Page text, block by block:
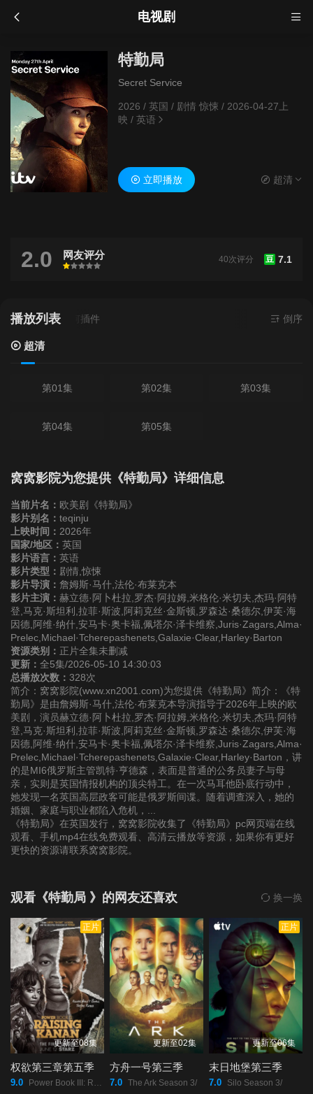
电视剧
特勤局
Secret Service
2026 / 英国 / 剧情 惊悚/ 2026-04-27上
映 / 英语
立即播放 超清
2.0 网友评分
很差
较差还行推荐力荐
豆 7.1
40次评分
播放列表
- 无需安装任何插件 倒序
超清
第01集 第02集 第03集
第04集 第05集
窝窝影院为您提供《特勤局》详细信息
当前片名： 欧美剧《特勤局》
影片别名： teqinju
上映时间： 2026年
国家/地区： 英国
影片语言： 英语
影片类型： 剧情,惊悚
影片导演： 詹姆斯·马什,法伦·布莱克本
影片主演： 赫立德·阿卜杜拉,罗杰·阿拉姆,米格伦·米切夫,杰玛·阿特
登,马克·斯坦利,拉菲·斯波,阿莉克丝·金斯顿,罗森达·桑德尔,伊芙·海
因德,阿维·纳什,安马卡·奥卡福,佩塔尔·泽卡维察,Juris·Zagars,Alma·
Prelec,Michael·Tcherepashenets,Galaxie·Clear,Harley·Barton
资源类别： 正片全集未删减
更新： 全5集/2026-05-10 14:30:03
总播放次数： 328次
简介：窝窝影院(www.xn2001.com)为您提供《特勤局》简介：《特
勤局》是由詹姆斯·马什,法伦·布莱克本导演指导于2026年上映的欧
美剧，演员赫立德·阿卜杜拉,罗杰·阿拉姆,米格伦·米切夫,杰玛·阿特
登,马克·斯坦利,拉菲·斯波,阿莉克丝·金斯顿,罗森达·桑德尔,伊芙·海
因德,阿维·纳什,安马卡·奥卡福,佩塔尔·泽卡维察,Juris·Zagars,Alma·
Prelec,Michael·Tcherepashenets,Galaxie·Clear,Harley·Barton，讲
的是MI6俄罗斯主管凯特·亨德森，表面是普通的公务员妻子与母
亲，实则是英国情报机构的顶尖特工。在一次马耳他卧底行动中，
她发现一名英国高层政客可能是俄罗斯间谍。随着调查深入，她的
婚姻、家庭与职业都陷入危机，...
《特勤局》在英国发行，窝窝影院收集了《特勤局》pc网页端在线
观看、手机mp4在线免费观看、高清云播放等资源，如果你有更好
更快的资源请联系窝窝影院。
观看《特勤局 》的网友还喜欢 换一换
正片
更新至08集
权欲第三章第五季
9.0 Power Book III: Raising Kanan Season 5/
更新至02集
方舟一号第三季
7.0 The Ark Season 3/
正片
更新至06集
末日地堡第三季
7.0 Silo Season 3/